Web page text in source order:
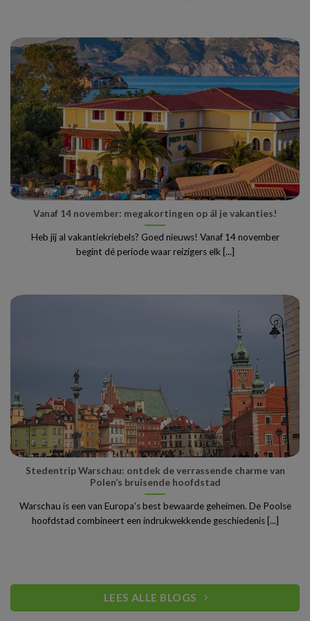
Vanaf 14 november: megakortingen op ál je vakanties!
Heb jij al vakantiekriebels? Goed nieuws! Vanaf 14 november
begint dé periode waar reizigers elk [...]
Stedentrip Warschau: ontdek de verrassende charme van
Polen’s bruisende hoofdstad
Warschau is een van Europa’s best bewaarde geheimen. De Poolse
hoofdstad combineert een indrukwekkende geschiedenis [...]
LEES ALLE BLOGS